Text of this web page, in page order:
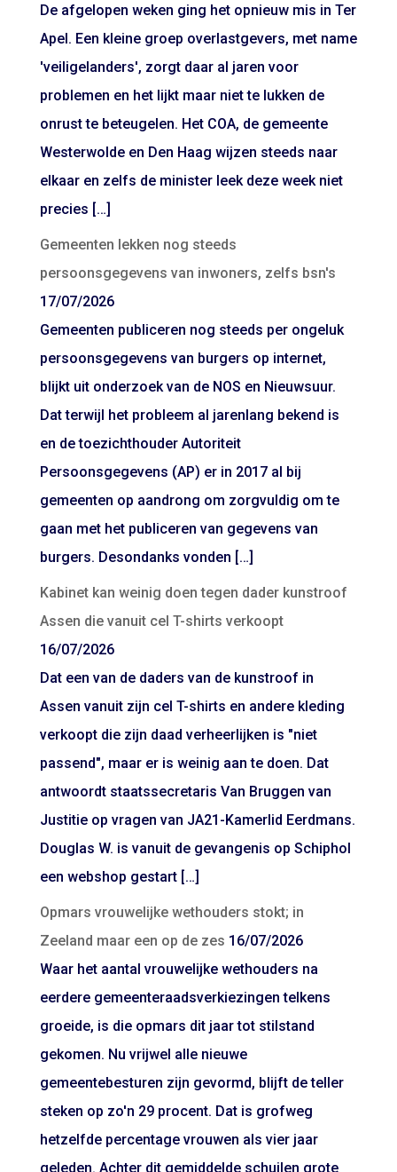
De afgelopen weken ging het opnieuw mis in Ter
Apel. Een kleine groep overlastgevers, met name
'veiligelanders', zorgt daar al jaren voor
problemen en het lijkt maar niet te lukken de
onrust te beteugelen. Het COA, de gemeente
Westerwolde en Den Haag wijzen steeds naar
elkaar en zelfs de minister leek deze week niet
precies […]
Gemeenten lekken nog steeds
persoonsgegevens van inwoners, zelfs bsn's
17/07/2026
Gemeenten publiceren nog steeds per ongeluk
persoonsgegevens van burgers op internet,
blijkt uit onderzoek van de NOS en Nieuwsuur.
Dat terwijl het probleem al jarenlang bekend is
en de toezichthouder Autoriteit
Persoonsgegevens (AP) er in 2017 al bij
gemeenten op aandrong om zorgvuldig om te
gaan met het publiceren van gegevens van
burgers. Desondanks vonden […]
Kabinet kan weinig doen tegen dader kunstroof
Assen die vanuit cel T-shirts verkoopt
16/07/2026
Dat een van de daders van de kunstroof in
Assen vanuit zijn cel T-shirts en andere kleding
verkoopt die zijn daad verheerlijken is "niet
passend", maar er is weinig aan te doen. Dat
antwoordt staatssecretaris Van Bruggen van
Justitie op vragen van JA21-Kamerlid Eerdmans.
Douglas W. is vanuit de gevangenis op Schiphol
een webshop gestart […]
Opmars vrouwelijke wethouders stokt; in
Zeeland maar een op de zes 16/07/2026
Waar het aantal vrouwelijke wethouders na
eerdere gemeenteraadsverkiezingen telkens
groeide, is die opmars dit jaar tot stilstand
gekomen. Nu vrijwel alle nieuwe
gemeentebesturen zijn gevormd, blijft de teller
steken op zo'n 29 procent. Dat is grofweg
hetzelfde percentage vrouwen als vier jaar
geleden. Achter dit gemiddelde schuilen grote